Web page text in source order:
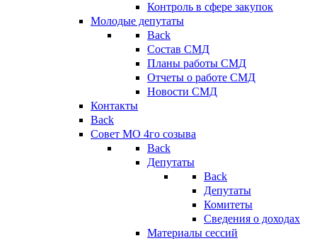
Контроль в сфере закупок
Молодые депутаты
Back
Состав СМД
Планы работы СМД
Отчеты о работе СМД
Новости СМД
Контакты
Back
Совет МО 4го созыва
Back
Депутаты
Back
Депутаты
Комитеты
Сведения о доходах
Материалы сессий